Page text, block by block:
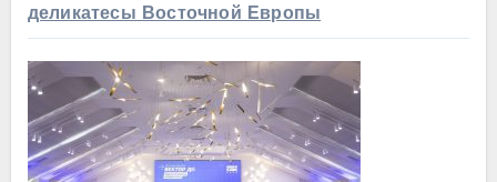
деликатесы Восточной Европы